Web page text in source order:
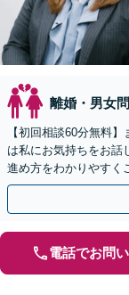
離婚・男女
【初回相談60分無料
は私にお気持ちをお話
進め方をわかりやすく
った男女問題に広く対
電話でお問